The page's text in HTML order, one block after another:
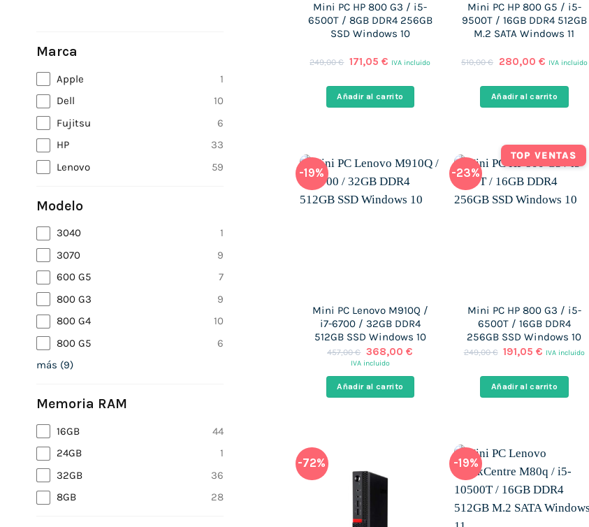
Marca
Apple
1
Dell
10
Fujitsu
6
HP
33
Lenovo
59
Modelo
3040
1
3070
9
600 G5
7
800 G3
9
800 G4
10
800 G5
6
más (9)
Memoria RAM
16GB
44
24GB
1
32GB
36
8GB
28
Mini PC HP 800 G3 / i5-
6500T / 8GB DDR4 256GB
SSD Windows 10
249,00€ El
era:
249,00 €.
171,05€ El
es:
171,05 €.
IVA incluido
Añadir al carrito
Mini PC HP 800 G5 / i5-
9500T / 16GB DDR4 512GB
M.2 SATA Windows 11
510,00€
El
era:
510,00 €.
280,00 €El
es:
280,00 €.
IVA incluido
Añadir al carrito
-19%
Mini PC Lenovo M910Q /
i7-6700 / 32GB DDR4
512GB SSD Windows 10
457,00€ El
precio
era:
457,00 €.
368,00€
es:
368,00 €.
IVA incluido
Añadir al carrito
-23%
TOP VENTAS
Mini PC HP 800 G3 / i5-
6500T / 16GB DDR4
256GB SSD Windows 10
249,00€ El
era:
249,00 €.
191,05€ El
es:
191,05 €.
IVA incluido
Añadir al carrito
-72% -19%